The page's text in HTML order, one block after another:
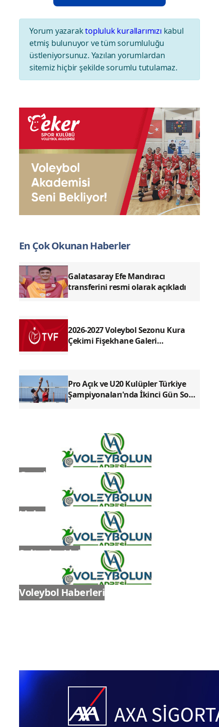
Yorum yazaraktopluluk kurallarımızı kabul
etmiş bulunuyor ve tüm sorumluluğu
üstleniyorsunuz. Yazılan yorumlardan
sitemiz hiçbir şekilde sorumlu tutulamaz.
En Çok Okunan Haberler
Galatasaray Efe Mandıracı
transferini resmi olarak açıkladı
2026-2027 Voleybol Sezonu Kura
Çekimi Fişekhane Galeri
Pro Açık ve U20 Kulüpler Türkiye
Şampiyonaları'nda İkinci Gün Sona
Genel
Ligler
Sultanlar Ligi
Voleybol Haberleri